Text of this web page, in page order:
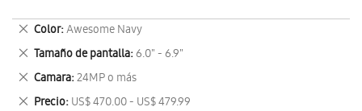
Color Awesome Navy
Eliminar
este
artículo
Tamaño de pantalla 6.0" - 6.9"
Eliminar
este
artículo
Camara 24MP o más
Eliminar
este
Precio US$ 470.00 - US$ 479.99
Eliminar